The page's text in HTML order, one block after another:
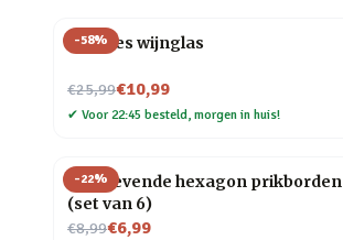
-58%
Wijnfles wijnglas
€25,99
Nu voor€10,99
✔ Voor 22:45 besteld, morgen in huis!
-22%
Zelfklevende hexagon prikborden
(set van 6)
€8,99
Nu voor€6,99